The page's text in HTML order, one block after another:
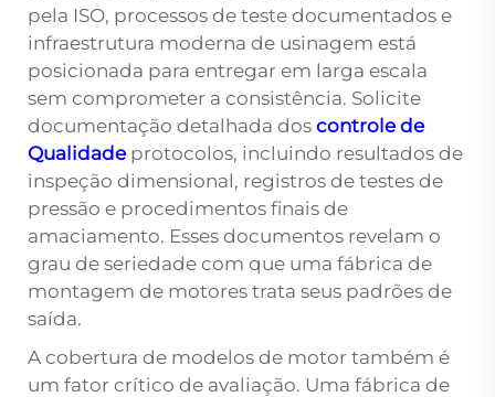
pela ISO, processos de teste documentados e
infraestrutura moderna de usinagem está
posicionada para entregar em larga escala
sem comprometer a consistência. Solicite
documentação detalhada dos controle de
Qualidade protocolos, incluindo resultados de
inspeção dimensional, registros de testes de
pressão e procedimentos finais de
amaciamento. Esses documentos revelam o
grau de seriedade com que uma fábrica de
montagem de motores trata seus padrões de
saída.
A cobertura de modelos de motor também é
um fator crítico de avaliação. Uma fábrica de